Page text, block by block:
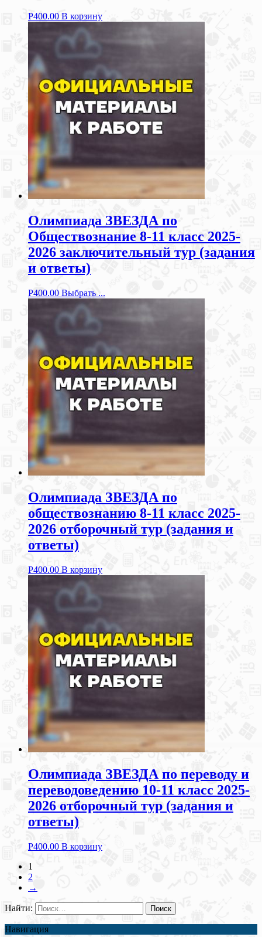
Р400.00 В корзину
Олимпиада ЗВЕЗДА по
Обществознание 8-11 класс 2025-
2026 заключительный тур (задания
и ответы)
Р400.00 Выбрать ...
Олимпиада ЗВЕЗДА по
обществознанию 8-11 класс 2025-
2026 отборочный тур (задания и
ответы)
Р400.00 В корзину
Олимпиада ЗВЕЗДА по переводу и
переводоведению 10-11 класс 2025-
2026 отборочный тур (задания и
ответы)
Р400.00 В корзину
1
2
→
Найти:
Навигация